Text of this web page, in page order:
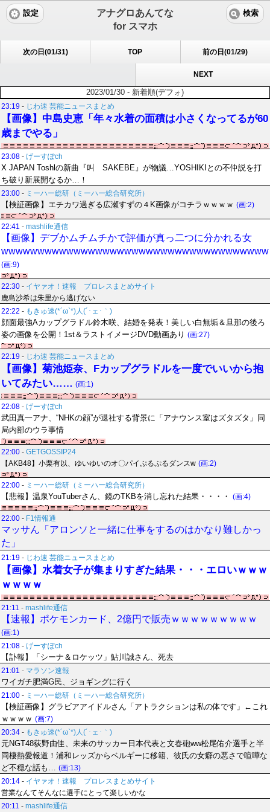
アナグロあんてな
for スマホ
設定 検索
次の日(01/31) TOP 前の日(01/29)
NEXT
2023/01/30 - 新着順(デフォ)
23:19 - じわ速 芸能ニュースまとめ
【画像】中島史恵「年々水着の面積は小さくなってるが60
歳までやる」
23:08 - げーすぽch
X JAPAN Toshlの新曲『叫 SAKEBE』が物議…YOSHIKIとの不仲説を打
ち破り新展開なるか…！
23:00 - ミーハー総研（ミーハー総合研究所）
【検証画像】エチカワ過ぎる広瀬すずの４K画像がコチラｗｗｗｗ (画:2)
22:41 - mashlife通信
【画像】デブかムチムチかで評価が真っ二つに分かれる女
wwwwwwwwwwwwwwwwwwwwwwwwwwwwwwwwwwwww
(画:9)
22:30 - イヤァオ！速報 プロレスまとめサイト
鹿島沙希は朱里から逃げない
22:22 - もきゅ速(*´ω`*)人(´･ェ･｀)
顔面最強Aカップグラドル鈴木咲、結婚を発表！美しい白無垢＆旦那の後ろ
姿の画像を公開！1st＆ラストイメージDVD動画あり (画:27)
22:19 - じわ速 芸能ニュースまとめ
【画像】菊池姫奈、Fカップグラドルを一度でいいから抱
いてみたい…… (画:1)
22:08 - げーすぽch
武田真一アナ、“NHKの顔”が退社する背景に「アナウンス室はズタズタ」同
局内部のウラ事情
22:00 - GETGOSSIP24
【AKB48】小栗有以、ゆいゆいのオ〇パイぷるぷるダンスw (画:2)
22:00 - ミーハー総研（ミーハー総合研究所）
【悲報】温泉YouTuberさん、鏡のTKBを消し忘れた結果・・・・ (画:4)
22:00 - F1情報通
マッサん「アロンソと一緒に仕事をするのはかなり難しかっ
た」
21:19 - じわ速 芸能ニュースまとめ
【画像】水着女子が集まりすぎた結果・・・エロいｗｗｗ
ｗｗｗｗ
21:11 - mashlife通信
【速報】ポケモンカード、2億円で販売ｗｗｗｗｗｗｗｗｗ
(画:1)
21:08 - げーすぽch
【訃報】「シーナ＆ロケッツ」鮎川誠さん、死去
21:01 - マラソン速報
ワイガチ肥満G民、ジョギングに行く
21:00 - ミーハー総研（ミーハー総合研究所）
【検証画像】グラビアアイドルさん「アトラクションは私の体です」←これ
ｗｗｗｗ (画:7)
20:34 - もきゅ速(*´ω`*)人(´･ェ･｀)
元NGT48荻野由佳、未来のサッカー日本代表と文春砲ww松尾佑介選手と半
同棲熱愛報道！浦和レッズからベルギーに移籍、彼氏の女癖の悪さで喧嘩な
ど不穏な話も… (画:13)
20:14 - イヤァオ！速報 プロレスまとめサイト
営業なんてそんなに選手にとって楽しいかな
20:11 - mashlife通信